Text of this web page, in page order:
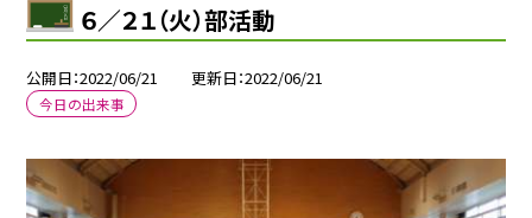
６／２１（火）部活動
公開日 2022/06/21 更新日 2022/06/21
今日の出来事